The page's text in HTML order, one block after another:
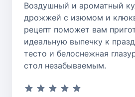
Воздушный и ароматный
дрожжей с изюмом и
рецепт поможет вам
идеальную выпечку к
тесто и белоснежная
стол незабываемым.